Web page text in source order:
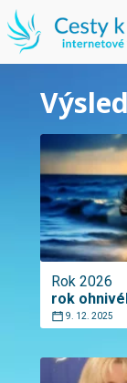
Rok 2026
rok
9. 12. 2025